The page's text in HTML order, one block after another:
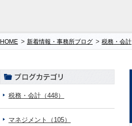
HOME > 新着情報・事務所ブログ > 税務・会計
税務・会計（448）
マネジメント（105）